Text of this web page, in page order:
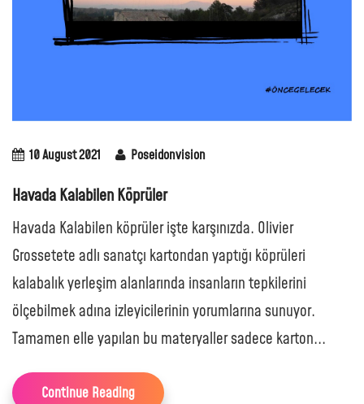
10 August 2021 Poseidonvision
Havada Kalabilen Köprüler
Havada Kalabilen köprüler işte karşınızda. Olivier
Grossetete adlı sanatçı kartondan yaptığı köprüleri
kalabalık yerleşim alanlarında insanların tepkilerini
ölçebilmek adına izleyicilerinin yorumlarına sunuyor.
Tamamen elle yapılan bu materyaller sadece karton...
Continue Reading